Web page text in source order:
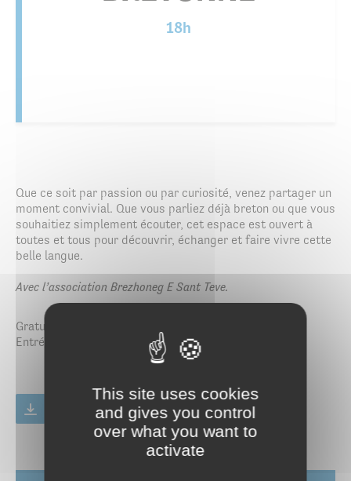
18h
Que ce soit par passion ou par curiosité, venez partager un
moment convivial. Que vous parliez déjà breton ou que vous
souhaitiez simplement écouter, cet espace est ouvert à
toutes et tous pour découvrir, échanger et faire vivre cette
belle langue.
Avec l’association Brezhoneg E Sant Teve.
Gratuit
Entrée libre
Brochure animations de la médiathèque -
Avril, mai, juin 2025
4.02 Mo
This site uses cookies
and gives you control
over what you want to
activate